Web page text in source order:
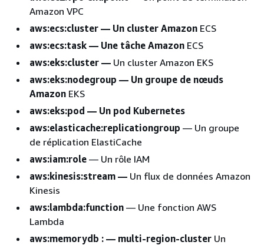
Amazon VPC
aws:ecs:cluster — Un cluster Amazon ECS
aws:ecs:task — Une tâche Amazon ECS
aws:eks:cluster — Un cluster Amazon EKS
aws:eks:nodegroup — Un groupe de nœuds
Amazon EKS
aws:eks:pod — Un pod Kubernetes
aws:elasticache:replicationgroup — Un groupe
de réplication ElastiCache
aws:iam:role — Un rôle IAM
aws:kinesis:stream — Un flux de données Amazon
Kinesis
aws:lambda:function — Une fonction AWS
Lambda
aws:memorydb : — multi-region-cluster Un